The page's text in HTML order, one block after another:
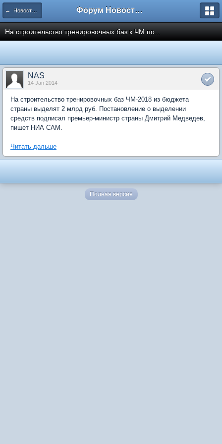
← Новости рынка недвижимости Форум Новостройки
На строительство тренировочных баз к ЧМ по...
NAS
14 Jan 2014
На строительство тренировочных баз ЧМ-2018 из бюджета
страны выделят 2 млрд руб. Постановление о выделении
средств подписал премьер-министр страны Дмитрий Медведев,
пишет НИА САМ.
Читать дальше
Полная версия